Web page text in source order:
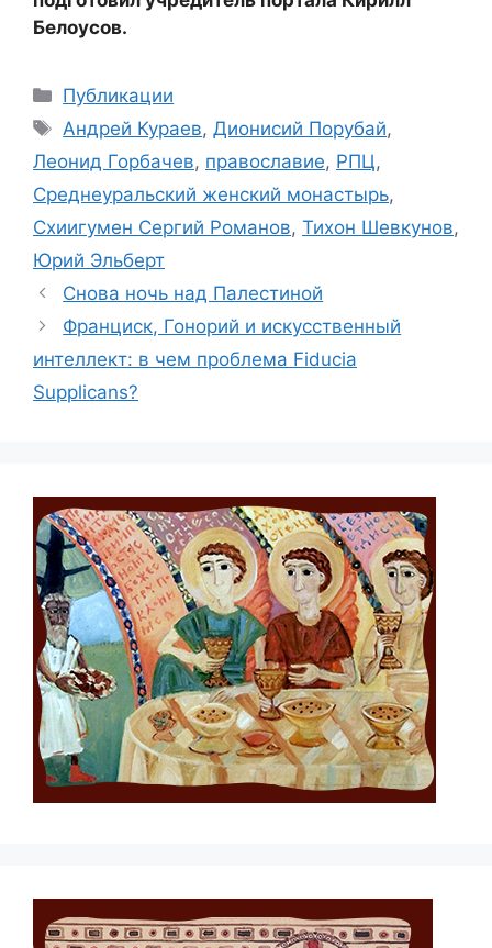
Белоусов.
Рубрики
Публикации
Метки
Андрей Кураев,Дионисий Порубай,
Леонид Горбачев, православие, РПЦ,
Среднеуральский женский монастырь,
Схиигумен Сергий Романов, Тихон Шевкунов,
Юрий Эльберт
Снова ночь над Палестиной
Франциск, Гонорий и искусственный
интеллект: в чем проблема Fiducia
Supplicans?